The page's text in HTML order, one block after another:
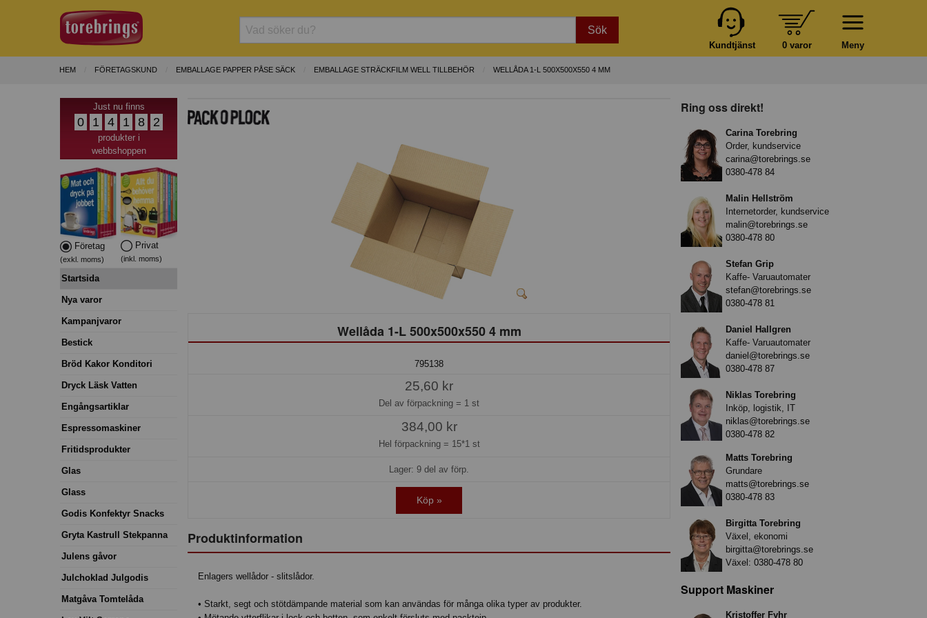
Sök
Meny
0 varor
Kundtjänst
HEM FÖRETAGSKUND EMBALLAGE PAPPER PÅSE SÄCK EMBALLAGE STRÄCKFILM WELL TILLBEHÖR WELLÅDA 1-L 500X500X550 4 MM
Just nu finns
0 1 4 1 8 2
produkter i
webbshoppen
Företag
(exkl. moms)
Privat
(inkl. moms)
Startsida
Nya varor
Kampanjvaror
Bestick
Bröd Kakor Konditori
Dryck Läsk Vatten
Engångsartiklar
Espressomaskiner
Fritidsprodukter
Glas
Glass
Godis Konfektyr Snacks
Gryta Kastrull Stekpanna
Julens gåvor
Julchoklad Julgodis
Matgåva Tomtelåda
Wellåda 1-L 500x500x550 4 mm
795138
25,60 kr
Del av förpackning = 1 st
384,00 kr
Hel förpackning = 15*1 st
Lager: 9 del av förp.
Köp »
Produktinformation
Enlagers wellådor - slitslådor.
• Starkt, segt och stötdämpande material som kan användas för många olika typer av produkter.
Ring oss direkt!
Carina Torebring
Order, kundservice
carina@torebrings.se
0380-478 84
Malin Hellström
Internetorder, kundservice
malin@torebrings.se
0380-478 80
Stefan Grip
Kaffe- Varuautomater
stefan@torebrings.se
0380-478 81
Daniel Hallgren
Kaffe- Varuautomater
daniel@torebrings.se
0380-478 87
Niklas Torebring
Inköp, logistik, IT
niklas@torebrings.se
0380-478 82
Matts Torebring
Grundare
matts@torebrings.se
0380-478 83
Birgitta Torebring
Växel, ekonomi
birgitta@torebrings.se
Växel: 0380-478 80
Support Maskiner
Kristoffer Fyhr